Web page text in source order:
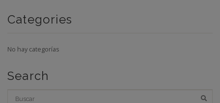
Categories
No hay categorías
Search